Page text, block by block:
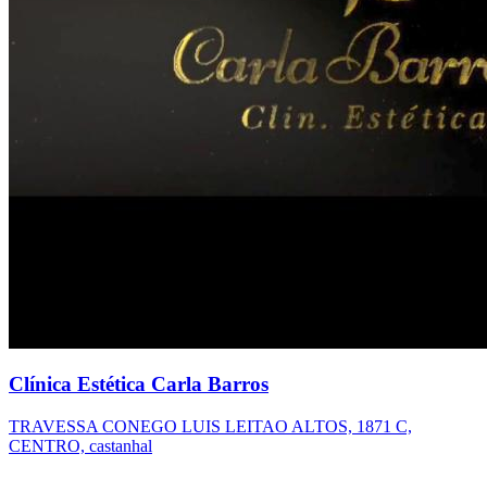
Clínica Estética Carla Barros
TRAVESSA CONEGO LUIS LEITAO ALTOS, 1871 C,
CENTRO, castanhal